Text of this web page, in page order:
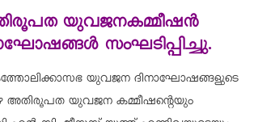
യുവജനകമ്മീഷന്‍
സംഘടിപ്പിച്ചു.
യുവജന ദിനാഘോഷങ്ങളുടെ
അതിരൂപത യുവജന കമ്മീഷന്റെയും